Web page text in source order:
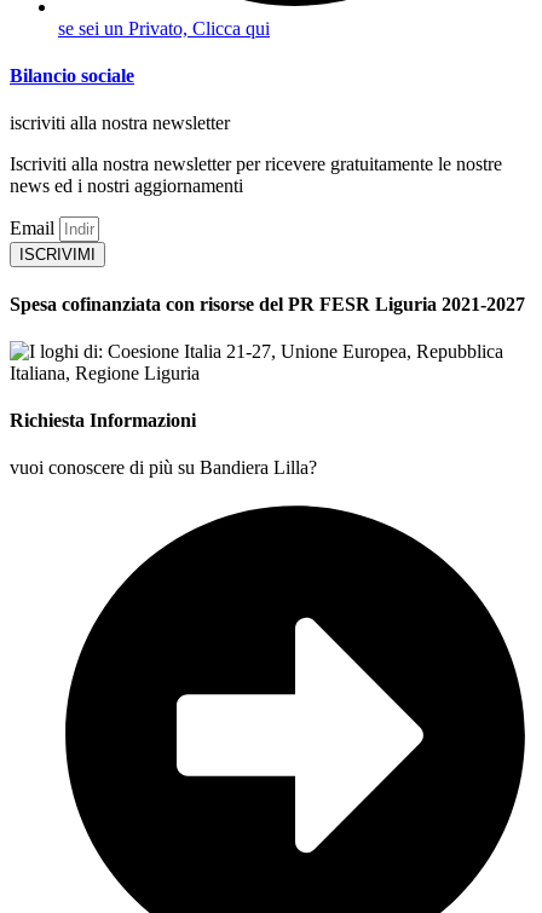
se sei un Privato, Clicca qui
Bilancio sociale
iscriviti alla nostra newsletter
Iscriviti alla nostra newsletter per ricevere gratuitamente le nostre
news ed i nostri aggiornamenti
Email
ISCRIVIMI
Spesa cofinanziata con risorse del PR FESR Liguria 2021-2027
Richiesta Informazioni
vuoi conoscere di più su Bandiera Lilla?